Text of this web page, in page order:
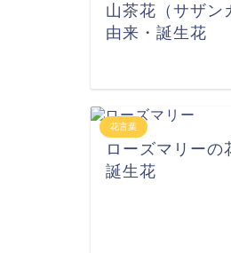
山茶花（サザン
由来・誕生花
花言葉
ローズマリーの
誕生花